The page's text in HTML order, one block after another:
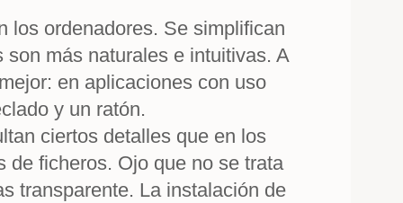
los ordenadores. Se simplifican
más naturales e intuitivas. A
en aplicaciones con uso
y un ratón.
ciertos detalles que en los
de ficheros. Ojo que no se trata
transparente. La instalación de